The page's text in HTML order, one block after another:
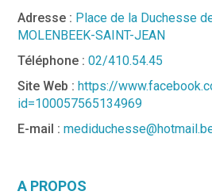
Adresse : Place de la Duchesse
MOLENBEEK-SAINT-JEAN
Téléphone :02/410.54.45
Site Web : https://
id=100057565134969
E-mail :
A PROPOS